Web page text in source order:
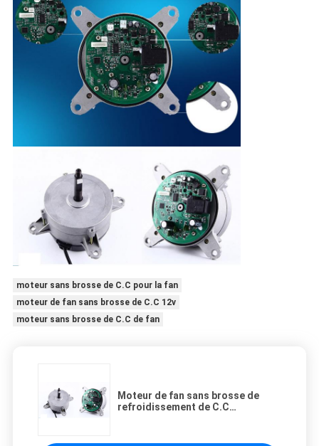
moteur sans brosse de C.C pour la fan
moteur de fan sans brosse de C.C 12v
moteur sans brosse de C.C de fan
Moteur de fan sans brosse de
refroidissement de C.C